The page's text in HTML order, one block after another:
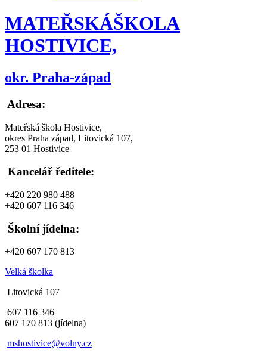
MATEŘSKÁŠKOLA
HOSTIVICE,
okr. Praha-západ
Adresa:
Mateřská škola Hostivice,
okres Praha západ, Litovická 107,
253 01 Hostivice
Kancelář ředitele:
+420 220 980 488
+420 607 116 346
Školní jídelna:
+420 607 170 813
Velká školka
Litovická 107
607 116 346
607 170 813 (jídelna)
mshostivice@volny.cz